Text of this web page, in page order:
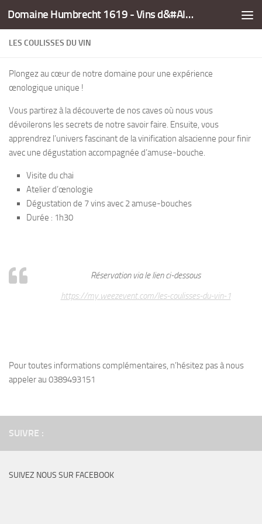
Skip to content Domaine Humbrecht 1619 - Vins d&#Alsace
LES COULISSES DU VIN
Plongez au cœur de notre domaine pour une expérience
œnologique unique !
Vous partirez à la découverte de nos caves où nous vous
dévoilerons les secrets de notre savoir faire. Ensuite, vous
apprendrez l’univers fascinant de la vinification alsacienne pour finir
avec une dégustation accompagnée d’amuse-bouche.
Visite du chai
Atelier d’œnologie
Dégustation de 7 vins avec 2 amuse-bouches
Durée : 1h30
Réservation via le lien ci-dessous
https://my.weezevent.com/les-coulisses-du-vin-1
Pour toutes informations complémentaires, n’hésitez pas à nous
appeler au 0389493151
SUIVRE :
SUIVEZ NOUS SUR FACEBOOK